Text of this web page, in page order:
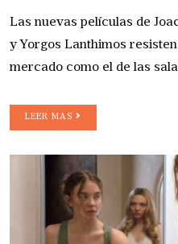
Las nuevas películas de
y Yorgos Lanthimos
mercado como el de las
LEER MAS